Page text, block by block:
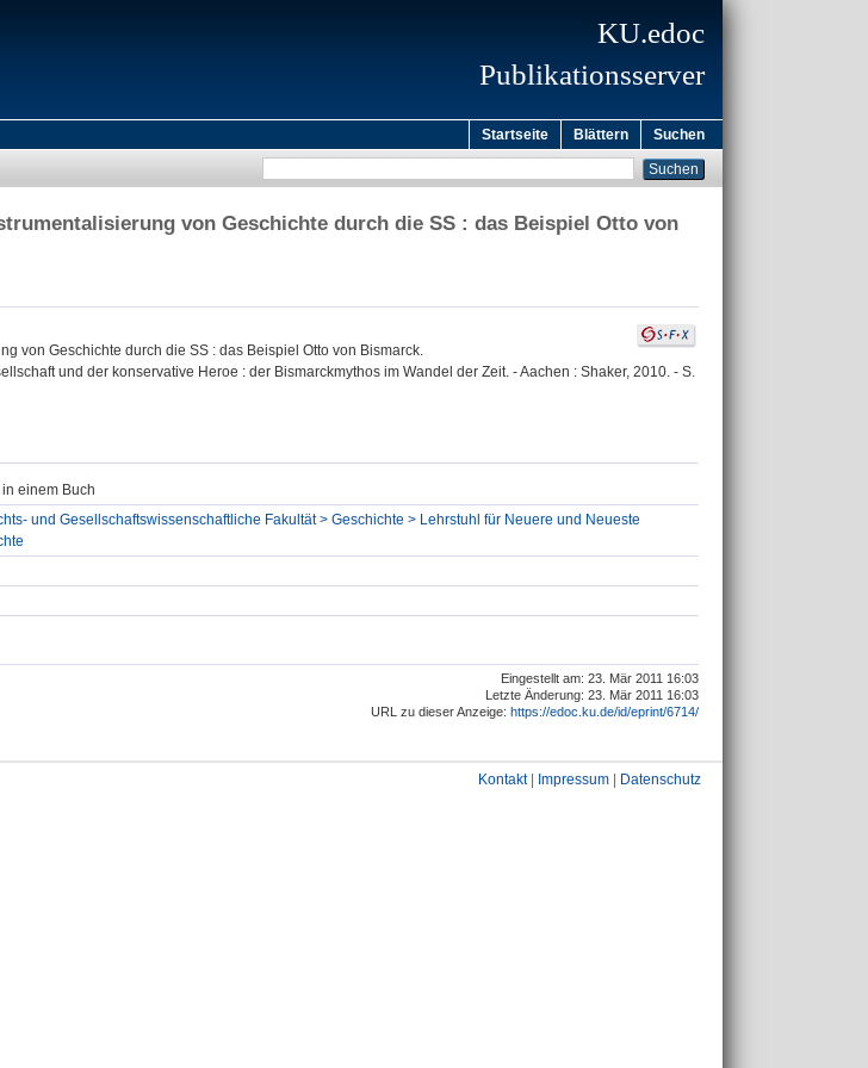
KU.edoc
Publikationsserver
Startseite Blättern Suchen
von Geschichte durch die SS : das Beispiel Otto von
von Geschichte durch die SS : das Beispiel Otto von Bismarck.
und der konservative Heroe : der Bismarckmythos im Wandel der Zeit. - Aachen : Shaker, 2010. - S.
einem Buch
und Gesellschaftswissenschaftliche Fakultät > Geschichte > Lehrstuhl für Neuere und Neueste
Eingestellt am: 23. Mär 2011 16:03
Letzte Änderung: 23. Mär 2011 16:03
URL zu dieser Anzeige: https://edoc.ku.de/id/eprint/6714/
Kontakt| Impressum Datenschutz